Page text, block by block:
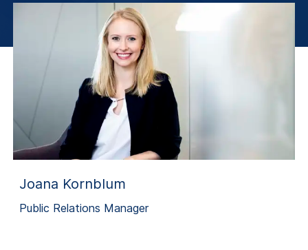
Joana Kornblum
Public Relations Manager